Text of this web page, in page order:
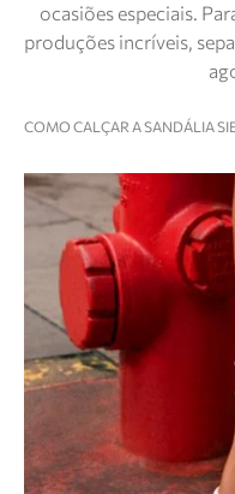
ocasiões especiais.
produções incríveis,
COMO CALÇAR A SANDÁLIA